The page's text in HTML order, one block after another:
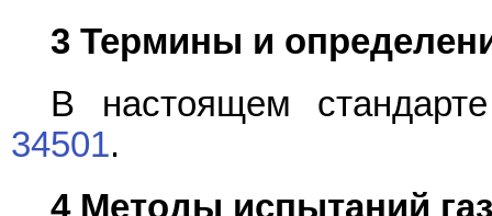
3 Термины и
В настоящем
34501.
4 Методы испытаний